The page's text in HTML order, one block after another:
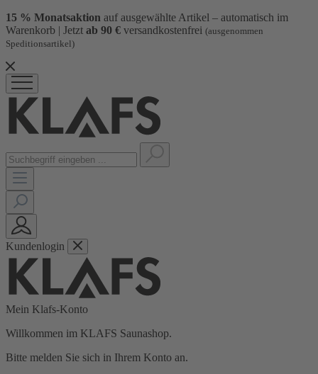
15 % Monatsaktion auf ausgewählte Artikel – automatisch im
Warenkorb | Jetzt ab 90 € versandkostenfrei (ausgenommen
Speditionsartikel)
Kundenlogin
Mein Klafs-Konto
Willkommen im KLAFS Saunashop.
Bitte melden Sie sich in Ihrem Konto an.